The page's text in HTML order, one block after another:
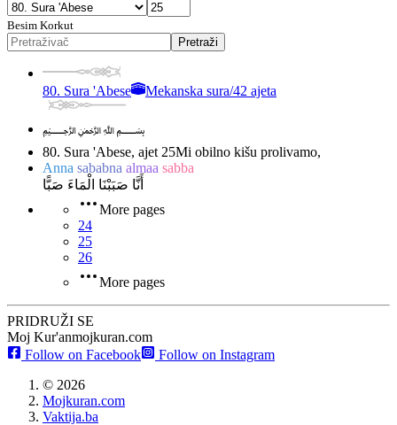
Besim Korkut
Pretraži
80. Sura 'Abese Mekanska sura/42 ajeta
﷽
80. Sura 'Abese, ajet 25Mi obilno kišu prolivamo,
Anna sababna almaa sabba
أَنَّا صَبَبْنَا الْمَاءَ صَبًّا
More pages
24
25
26
More pages
PRIDRUŽI SE
Moj Kur'anmojkuran.com
Follow on Facebook
Follow on Instagram
© 2026
Mojkuran.com
Vaktija.ba